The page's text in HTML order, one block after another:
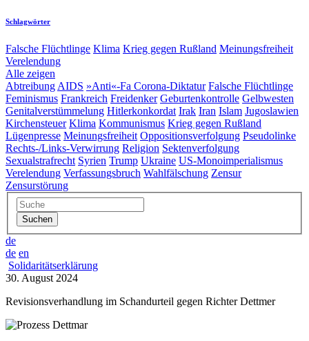
Schlagwörter
Falsche Flüchtlinge Klima Krieg gegen Rußland Meinungsfreiheit
Verelendung
Alle zeigen
Abtreibung AIDS »Anti«-Fa Corona-Diktatur Falsche Flüchtlinge
Feminismus Frankreich Freidenker Geburtenkontrolle Gelbwesten
Genitalverstümmelung Hitlerkonkordat Irak Iran Islam Jugoslawien
Kirchensteuer Klima Kommunismus Krieg gegen Rußland
Lügenpresse Meinungsfreiheit Oppositionsverfolgung Pseudolinke
Rechts-/Links-Verwirrung Religion Sektenverfolgung
Sexualstrafrecht Syrien Trump Ukraine US-Monoimperialismus
Verelendung Verfassungsbruch Wahlfälschung Zensur
Zensurstörung
de
de en
Solidaritätserklärung
30. August 2024
Revisionsverhandlung im Schandurteil gegen Richter Dettmer